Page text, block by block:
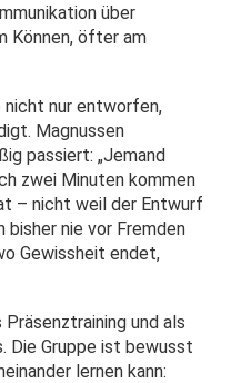
über
Können, öfter am
nicht nur entworfen,
Magnussen
passiert: „Jemand
zwei Minuten kommen
– nicht weil der Entwurf
nie vor Fremden
Gewissheit endet,
und als
Die Gruppe ist bewusst
lernen kann: